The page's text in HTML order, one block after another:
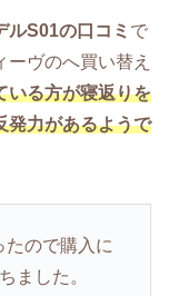
ルS01の口コミ で
ヴのへ買い替え
いる方が寝返りを
発力があるようで
たので購入に
ました。